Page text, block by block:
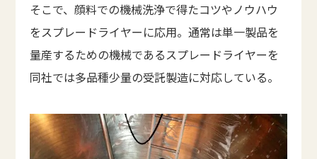
そこで、顔料での機械洗浄で得たコツやノウハウ
をスプレードライヤーに応用。通常は単一製品を
量産するための機械であるスプレードライヤーを
同社では多品種少量の受託製造に対応している。